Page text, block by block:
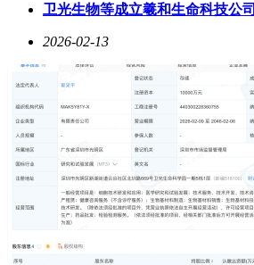
卫光生物等成立羲和生命科技公司
2026-02-13